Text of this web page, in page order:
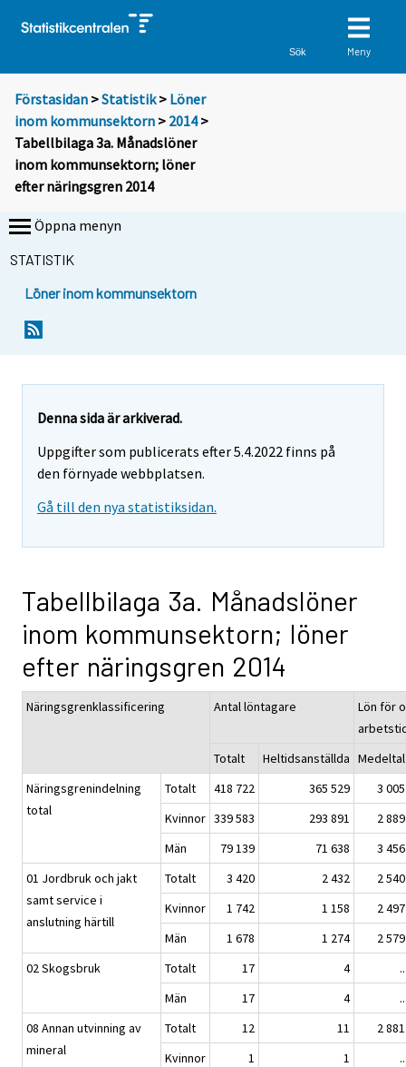
Sök Meny
Förstasidan >Statistik > Löner
inom kommunsektorn > 2014>
Tabellbilaga 3a. Månadslöner
inom kommunsektorn; löner
efter näringsgren 2014
Öppna menyn
STATISTIK
Löner inom kommunsektorn
Denna sida är arkiverad.
Uppgifter som publicerats efter 5.4.2022 finns på
den förnyade webbplatsen.
Gå till den nya statistiksidan.
Tabellbilaga 3a. Månadslöner
inom kommunsektorn; löner
efter näringsgren 2014
Näringsgrenklassificering Antal löntagare
Lön för
Totalt
Heltidsanställda Medeltal
Näringsgrenindelning
total
Totalt 418 722 365 529
3 005
Kvinnor 339 583 293 891
2 889
Män
79 139 71 638
3 456
01 Jordbruk och jakt
samt service i
anslutning härtill
Totalt 3 420 2 432
2 540
Kvinnor
1 742 1 158
2 497
Män
1 678 1 274
2 579
02 Skogsbruk
Totalt 17 4
..
Män
17 4
..
08 Annan utvinning av
mineral
Totalt 12 11
2 881
Kvinnor
1 1
..